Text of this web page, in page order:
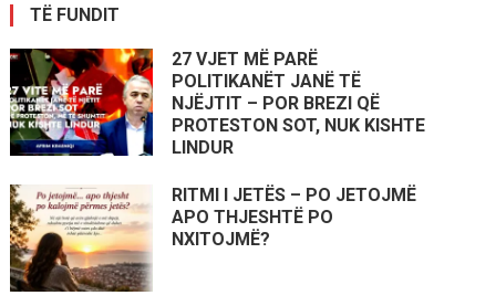
TË FUNDIT
27 VJET MË PARË
POLITIKANËT JANË TË
NJËJTIT – POR BREZI QË
PROTESTON SOT, NUK KISHTE
LINDUR
RITMI I JETËS – PO JETOJMË
APO THJESHTË PO
NXITOJMË?